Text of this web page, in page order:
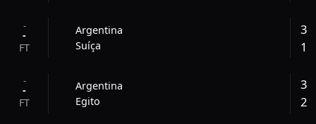
-
-
FT
Argentina
Suíça
3
1
-
-
FT
Argentina
Egito
3
2